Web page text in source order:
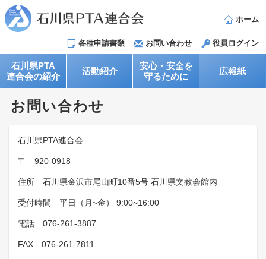
ホーム
各種申請書類 お問い合わせ 役員ログイン
石川県PTA
連合会の紹介
活動紹介
安心・安全を
守るために
広報紙
お問い合わせ
石川県PTA連合会
〒 920-0918
住所 石川県金沢市尾山町10番5号 石川県文教会館内
受付時間 平日（月~金） 9:00~16:00
電話 076-261-3887
FAX 076-261-7811